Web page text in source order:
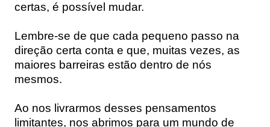
certas, é possível mudar.
Lembre-se de que cada pequeno passo na
direção certa conta e que, muitas vezes, as
maiores barreiras estão dentro de nós
mesmos.
Ao nos livrarmos desses pensamentos
limitantes, nos abrimos para um mundo de